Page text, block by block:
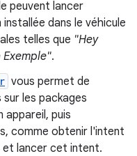
peuvent lancer
dans le véhicule
telles que "Hey
.
vous permet de
les packages
appareil, puis
comme obtenir l'intent
et lancer cet intent.